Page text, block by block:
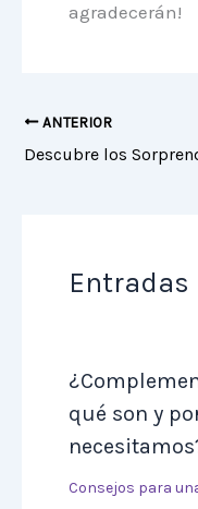
agradecerán!
ANTERIOR
Entradas
qué son y
Consejos para